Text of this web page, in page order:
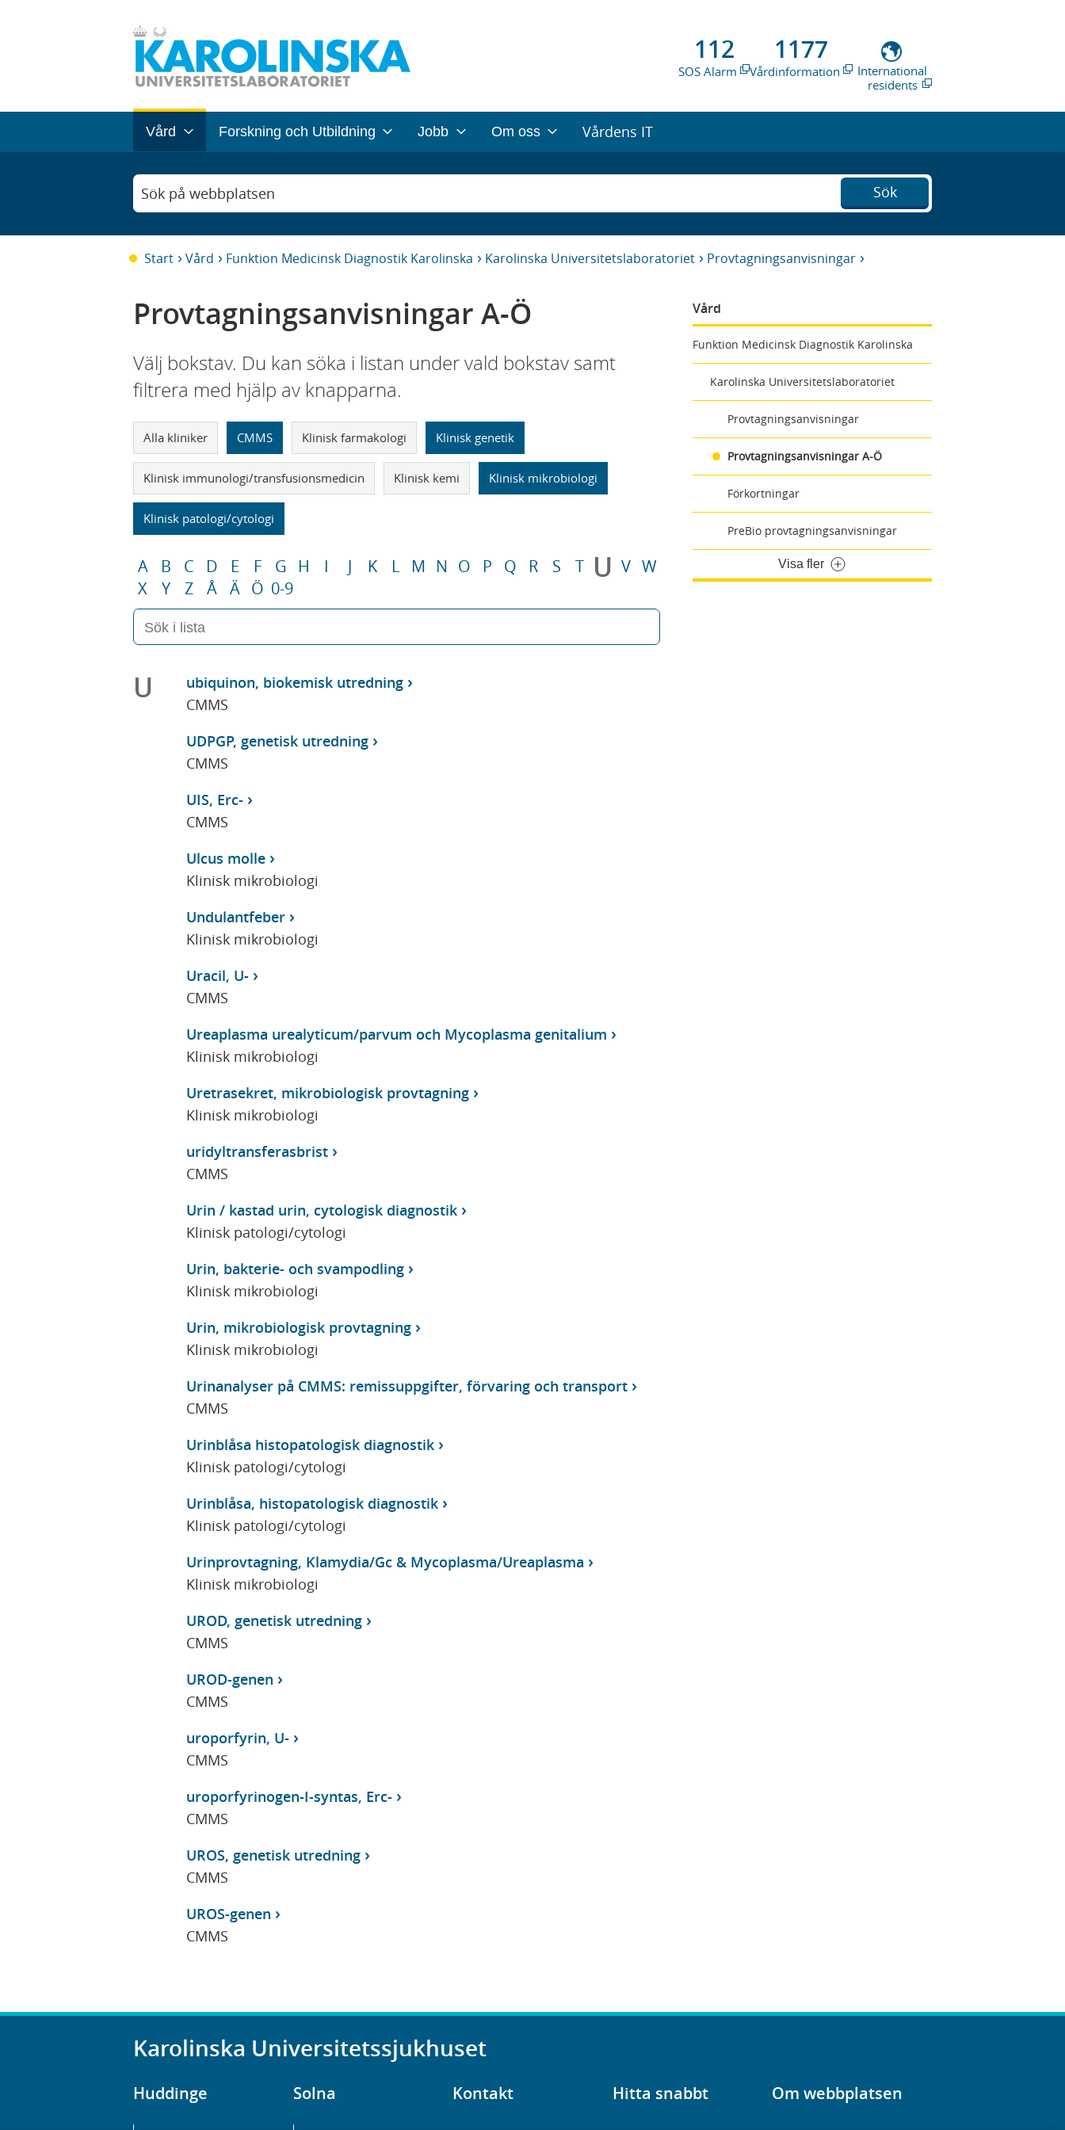
112
SOS Alarm
1177
Vårdinformation
International
residents
Vård Forskning och Utbildning Jobb Om oss Vårdens IT
Sök på webbplatsen Sök
Start Vård Funktion Medicinsk Diagnostik Karolinska Karolinska Universitetslaboratoriet Provtagningsanvisningar
Vård
Funktion Medicinsk Diagnostik Karolinska
Karolinska Universitetslaboratoriet
Provtagningsanvisningar
Provtagningsanvisningar A-Ö
Förkortningar
PreBio provtagningsanvisningar
Visa fler
Provtagningsanvisningar A-Ö
Välj bokstav. Du kan söka i listan under vald bokstav samt
filtrera med hjälp av knapparna.
Alla kliniker CMMS Klinisk farmakologi Klinisk genetik
Klinisk immunologi/transfusionsmedicin Klinisk kemi Klinisk mikrobiologi
Klinisk patologi/cytologi
A B C D E F G H I J K L M N O P Q R S T U V W
X
Y Z Å Ä Ö 0-9
U
ubiquinon, biokemisk utredning
CMMS
UDPGP, genetisk utredning
CMMS
UIS, Erc-
CMMS
Ulcus molle
Klinisk mikrobiologi
Undulantfeber
Klinisk mikrobiologi
Uracil, U-
CMMS
Ureaplasma urealyticum/parvum och Mycoplasma genitalium
Klinisk mikrobiologi
Uretrasekret, mikrobiologisk provtagning
Klinisk mikrobiologi
uridyltransferasbrist
CMMS
Urin / kastad urin, cytologisk diagnostik
Klinisk patologi/cytologi
Urin, bakterie- och svampodling
Klinisk mikrobiologi
Urin, mikrobiologisk provtagning
Klinisk mikrobiologi
Urinanalyser på CMMS: remissuppgifter, förvaring och transport
CMMS
Urinblåsa histopatologisk diagnostik
Klinisk patologi/cytologi
Urinblåsa, histopatologisk diagnostik
Klinisk patologi/cytologi
Urinprovtagning, Klamydia/Gc & Mycoplasma/Ureaplasma
Klinisk mikrobiologi
UROD, genetisk utredning
CMMS
UROD-genen
CMMS
uroporfyrin, U-
CMMS
uroporfyrinogen-I-syntas, Erc-
CMMS
UROS, genetisk utredning
CMMS
UROS-genen
CMMS
Karolinska Universitetssjukhuset
Huddinge Solna Kontakt Hitta snabbt Om webbplatsen